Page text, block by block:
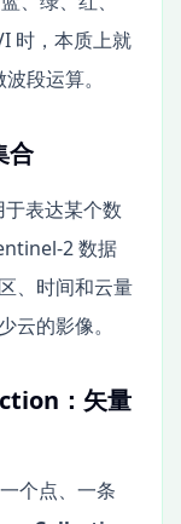
时，本质上就
段运算。
合
表达某个数
2 数据
、时间和云量
云的影像。
：矢量
个点、一条